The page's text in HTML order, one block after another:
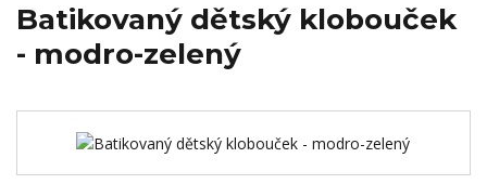
Batikovaný dětský klobouček
- modro-zelený